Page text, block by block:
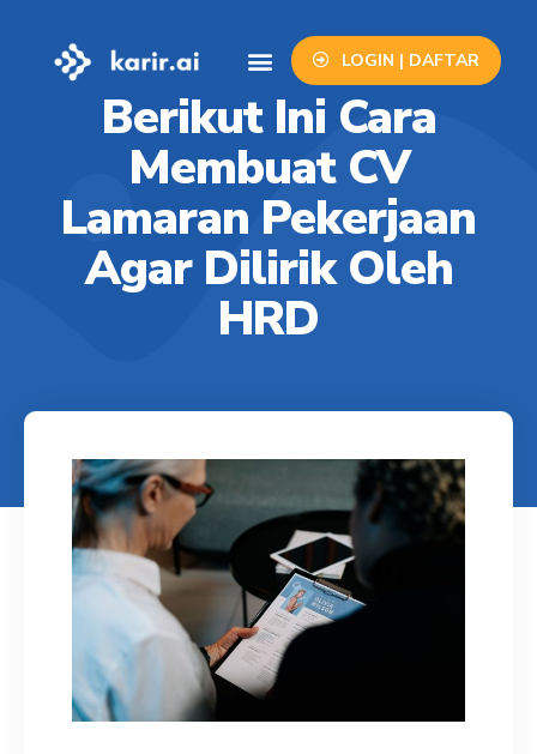
LOGIN | DAFTAR
Berikut Ini Cara
Membuat CV
Lamaran Pekerjaan
Agar Dilirik Oleh
HRD